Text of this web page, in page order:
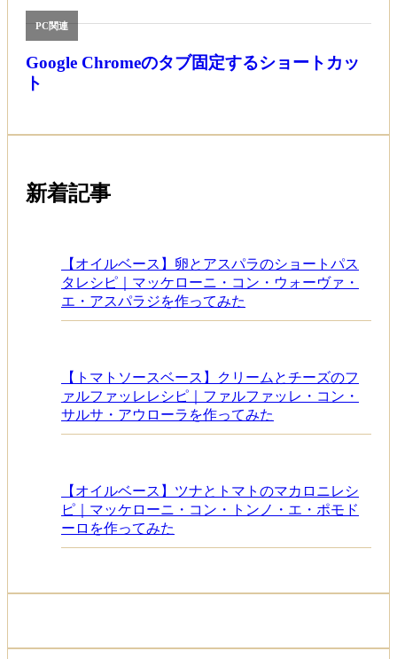
PC関連
Google Chromeのタブ固定するショートカッ
ト
新着記事
【オイルベース】卵とアスパラのショートパス
タレシピ｜マッケローニ・コン・ウォーヴァ・
エ・アスパラジを作ってみた
【トマトソースベース】クリームとチーズのフ
ァルファッレレシピ｜ファルファッレ・コン・
サルサ・アウローラを作ってみた
【オイルベース】ツナとトマトのマカロニレシ
ピ｜マッケローニ・コン・トンノ・エ・ポモド
ーロを作ってみた